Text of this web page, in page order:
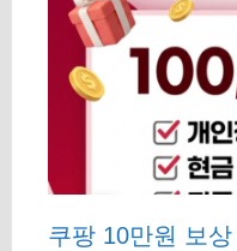
쿠팡 10만원 보